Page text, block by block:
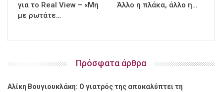
για το Real View – «Μη
με ρωτάτε…
Άλλο η πλάκα, άλλο η…
Πρόσφατα άρθρα
Αλίκη Βουγιουκλάκη: Ο γιατρός της αποκαλύπτει τη